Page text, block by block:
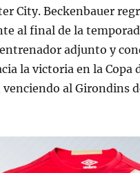
City. Beckenbauer
al final de la
adjunto y
la victoria en la Copa
al Girondins